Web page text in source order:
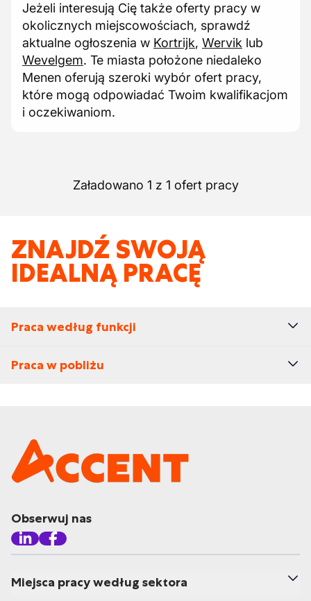
Jeżeli interesują Cię także oferty pracy w
okolicznych miejscowościach, sprawdź
aktualne ogłoszenia w Kortrijk, Wervik lub
Wevelgem. Te miasta położone niedaleko
Menen oferują szeroki wybór ofert pracy,
które mogą odpowiadać Twoim kwalifikacjom
i oczekiwaniom.
Załadowano 1 z 1 ofert pracy
ZNAJDŹ SWOJĄ
IDEALNĄ PRACĘ
Praca według funkcji
Praca w pobliżu
Obserwuj nas
Miejsca pracy według sektora